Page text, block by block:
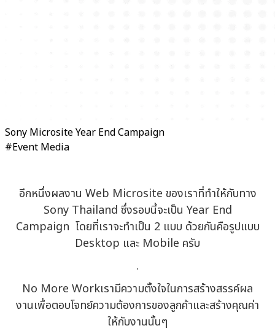
Sony Microsite Year End Campaign
#Event Media
อีกหนึ่งผลงาน Web Microsite ของเราที่ทำให้กับทาง
Sony Thailand ซึ่งรอบนี้จะเป็น Year End
Campaign โดยที่เราจะทำเป็น 2 แบบ ด้วยกันคือรูปแบบ
Desktop และ Mobile ครับ
.
No More Workเรามีความตั้งใจในการสร้างสรรค์ผล
งานเพื่อตอบโจทย์ความต้องการของลูกค้าและสร้างคุณค่า
ให้กับงานนั้นๆ